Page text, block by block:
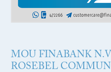
MOU FINABANK
ROSEBEL